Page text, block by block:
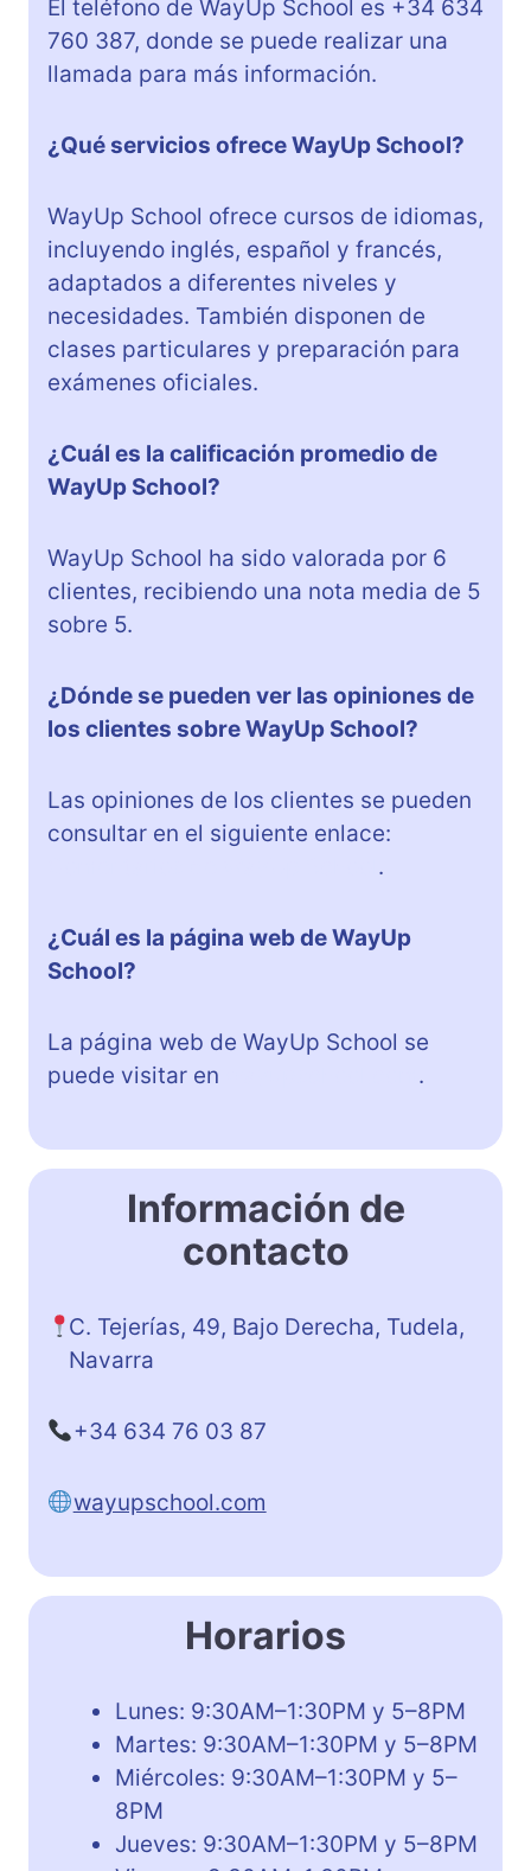
El teléfono de WayUp School es +34 634
760 387, donde se puede realizar una
llamada para más información.
¿Qué servicios ofrece WayUp School?
WayUp School ofrece cursos de idiomas,
incluyendo inglés, español y francés,
adaptados a diferentes niveles y
necesidades. También disponen de
clases particulares y preparación para
exámenes oficiales.
¿Cuál es la calificación promedio de
WayUp School?
WayUp School ha sido valorada por 6
clientes, recibiendo una nota media de 5
sobre 5.
¿Dónde se pueden ver las opiniones de
los clientes sobre WayUp School?
Las opiniones de los clientes se pueden
consultar en el siguiente enlace:
.
¿Cuál es la página web de WayUp
School?
La página web de WayUp School se
puede visitar en
.
Información de
contacto
C. Tejerías, 49, Bajo Derecha, Tudela,
Navarra
+34 634 76 03 87
wayupschool.com
Horarios
Lunes: 9:30AM–1:30PM y 5–8PM
Martes: 9:30AM–1:30PM y 5–8PM
Miércoles: 9:30AM–1:30PM y 5–
8PM
Jueves: 9:30AM–1:30PM y 5–8PM